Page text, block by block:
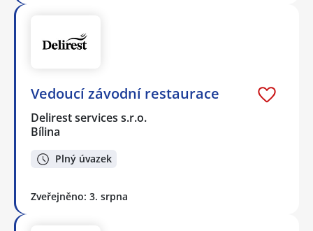
Vedoucí závodní restaurace
Delirest services s.r.o.
Bílina
Plný úvazek
Zveřejněno: 3. srpna